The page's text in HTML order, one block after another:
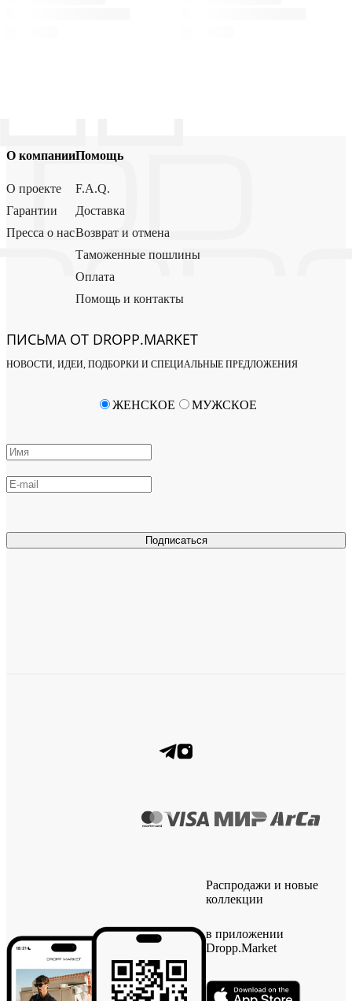
О компании
О проекте
Гарантии
Пресса о нас
Помощь
F.A.Q.
Доставка
Возврат и отмена
Таможенные пошлины
Оплата
Помощь и контакты
ПИСЬМА ОТ DROPP.MARKET
НОВОСТИ, ИДЕИ, ПОДБОРКИ И СПЕЦИАЛЬНЫЕ ПРЕДЛОЖЕНИЯ
Подписаться
ЖЕНСКОЕ МУЖСКОЕ
Распродажи и новые
коллекции
в приложении
Dropp.Market